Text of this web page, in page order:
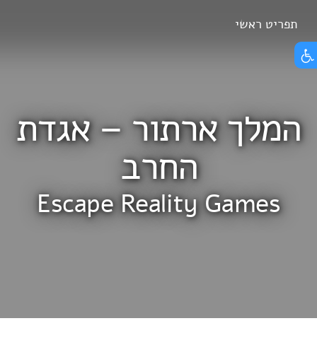
הצג תפריט נגישות
content
המלך ארתור – אגדת
החרב
Escape Reality Games
תפריט ראשי